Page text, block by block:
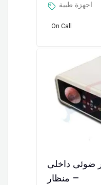
اجهزة طبية
On Call
ضوئى داخلى
– منظار